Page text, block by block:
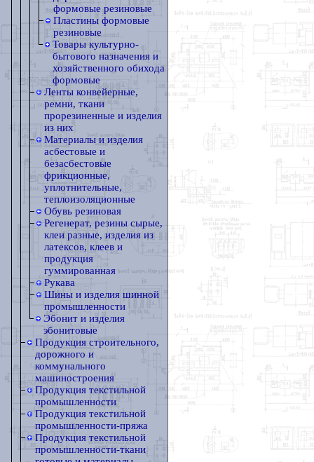
формовые резиновые
Пластины формовые
резиновые
Товары культурно-
бытового назначения и
хозяйственного обихода
формовые
Ленты конвейерные,
ремни, ткани
прорезиненные и изделия
из них
Материалы и изделия
асбестовые и
безасбестовые
фрикционные,
уплотнительные,
теплоизоляционные
Обувь резиновая
Регенерат, резины сырые,
клеи разные, изделия из
латексов, клеев и
продукция
гуммированная
Рукава
Шины и изделия шинной
промышленности
Эбонит и изделия
эбонитовые
Продукция строительного,
дорожного и
коммунального
машиностроения
Продукция текстильной
промышленности
Продукция текстильной
промышленности-пряжа
Продукция текстильной
промышленности-ткани